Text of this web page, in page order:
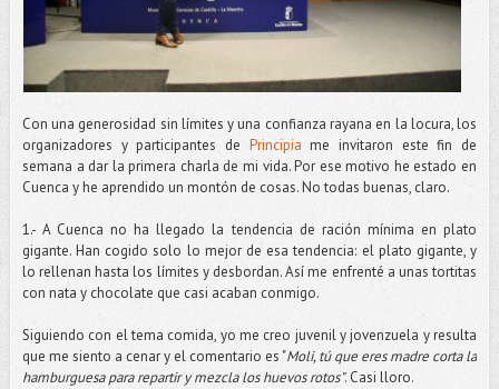
Con una generosidad sin límites y una confianza rayana en la locura, los
organizadores y participantes de Principia me invitaron este fin de
semana a dar la primera charla de mi vida. Por ese motivo he estado en
Cuenca y he aprendido un montón de cosas. No todas buenas, claro.
1.- A Cuenca no ha llegado la tendencia de ración mínima en plato
gigante. Han cogido solo lo mejor de esa tendencia: el plato gigante, y
lo rellenan hasta los límites y desbordan. Así me enfrenté a unas tortitas
con nata y chocolate que casi acaban conmigo.
Siguiendo con el tema comida, yo me creo juvenil y jovenzuela y resulta
que me siento a cenar y el comentario es "Moli, tú que eres madre corta la
hamburguesa para repartir y mezcla los huevos rotos". Casi lloro.